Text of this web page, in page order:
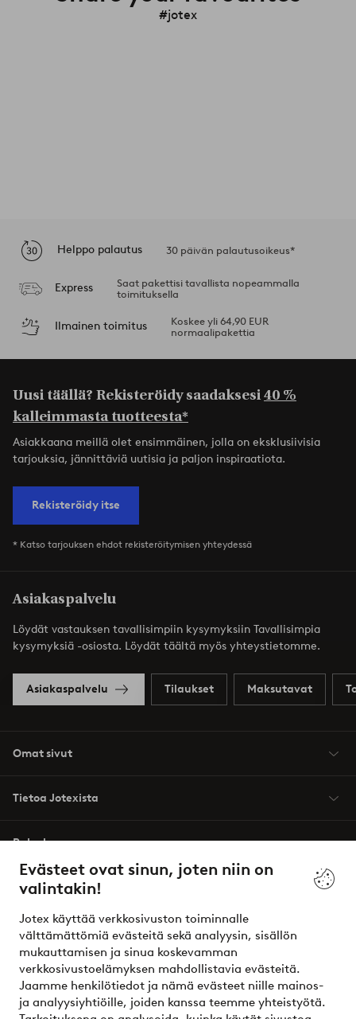
Evästeet ovat sinun, joten niin on
valintakin!
Jotex käyttää verkkosivuston toiminnalle
välttämättömiä evästeitä sekä analyysin, sisällön
mukauttamisen ja sinua koskevamman
verkkosivustoelämyksen mahdollistavia evästeitä.
Jaamme henkilötiedot ja nämä evästeet niille mainos-
ja analyysiyhtiöille, joiden kanssa teemme yhteistyötä.
#jotex
Helppo palautus 30 päivän palautusoikeus*
Express
Saat pakettisi tavallista nopeammalla
toimituksella
Ilmainen toimitus
Koskee yli 64,90 EUR
normaalipakettia
Uusi täällä? Rekisteröidy saadaksesi40 %
kalleimmasta tuotteesta*
Asiakkaana meillä olet ensimmäinen, jolla on eksklusiivisia
tarjouksia, jännittäviä uutisia ja paljon inspiraatiota.
Rekisteröidy itse
* Katso tarjouksen ehdot rekisteröitymisen yhteydessä
Asiakaspalvelu
Löydät vastauksen tavallisimpiin kysymyksiin Tavallisimpia
kysymyksiä -osiosta. Löydät täältä myös yhteystietomme.
Asiakaspalvelu Tilaukset Maksutavat
Omat sivut
Tietoa Jotexista
Palvelumme
Ehdot
Ystävät
Turvalliset maksut – maksa nyt tai erissä